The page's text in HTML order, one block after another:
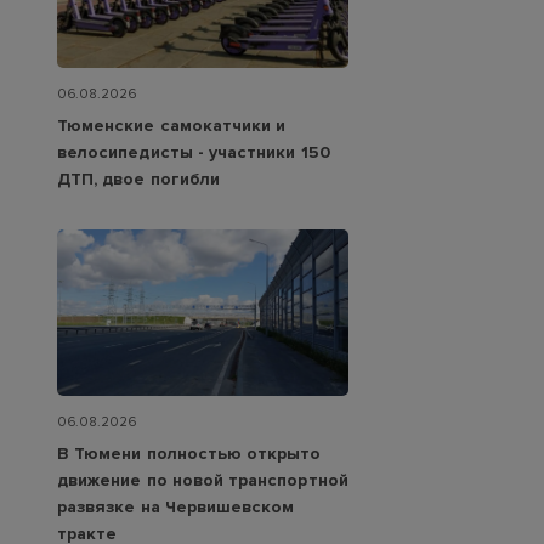
06.08.2026
Тюменские самокатчики и
велосипедисты - участники 150
ДТП, двое погибли
06.08.2026
В Тюмени полностью открыто
движение по новой транспортной
развязке на Червишевском
тракте